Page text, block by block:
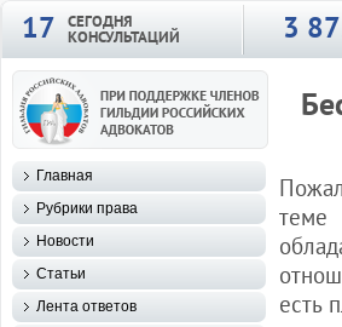
17
СЕГОДНЯ
КОНСУЛЬТАЦИЙ 3
есть
Главная
Рубрики права
Новости
Статьи
Лента ответов